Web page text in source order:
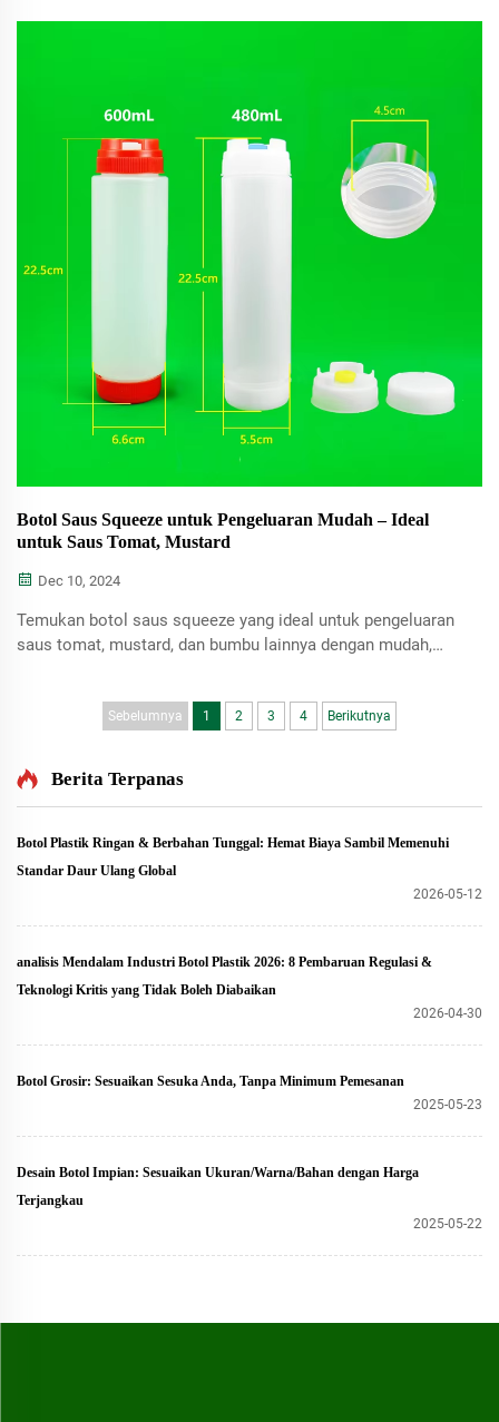
Botol Saus Squeeze untuk Pengeluaran Mudah – Ideal
untuk Saus Tomat, Mustard
Dec 10, 2024
Temukan botol saus squeeze yang ideal untuk pengeluaran
saus tomat, mustard, dan bumbu lainnya dengan mudah,
Sebelumnya 1 2 3 4 Berikutnya
Berita Terpanas
Botol Plastik Ringan & Berbahan Tunggal: Hemat Biaya Sambil Memenuhi
Standar Daur Ulang Global
2026-05-12
analisis Mendalam Industri Botol Plastik 2026: 8 Pembaruan Regulasi &
Teknologi Kritis yang Tidak Boleh Diabaikan
2026-04-30
Botol Grosir: Sesuaikan Sesuka Anda, Tanpa Minimum Pemesanan
2025-05-23
Desain Botol Impian: Sesuaikan Ukuran/Warna/Bahan dengan Harga
Terjangkau
2025-05-22